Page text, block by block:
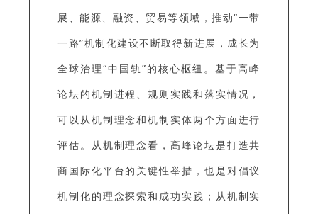
展、能源、融资、贸易等领域，推动“一带
一路”机制化建设不断取得新进展，成长为
全球治理“中国轨”的核心枢纽。基于高峰
论坛的机制进程、规则实践和落实情况，
可以从机制理念和机制实体两个方面进行
评估。从机制理念看，高峰论坛是打造共
商国际化平台的关键性举措，也是对倡议
机制化的理念探索和成功实践；从机制实